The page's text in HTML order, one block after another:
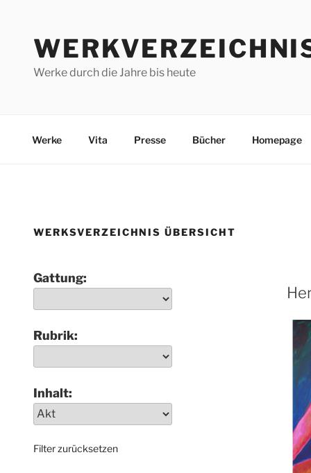
springen
Werke durch die Jahre bis heute
Werke Vita Presse Bücher Homepage
WERKSVERZEICHNIS ÜBERSICHT
Gattung:
Rubrik:
Inhalt:
Filter zurücksetzen